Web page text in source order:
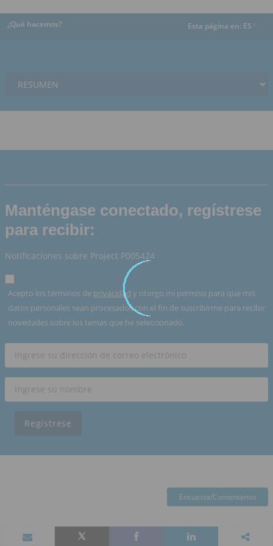
¿Qué hacemos? Esta página en: ES
Manténgase conectado, regístrese
para recibir:
Notificaciones sobre Project P005424
Acepto los términos de privacidad y otorgo mi permiso para que mis
datos personales sean procesados con el fin de suscribirme para recibir
novedades sobre los temas que he seleccionado.
Regístrese
Encuesta/Comentarios